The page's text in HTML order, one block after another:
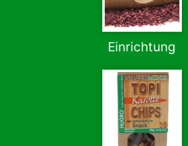
Einrichtung